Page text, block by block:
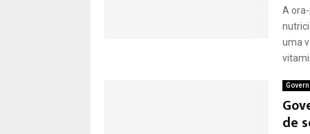
A
uma
de